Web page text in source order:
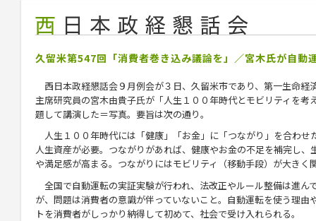
久留米第547回「消費者巻き込み議論を」／宮木氏が自動
西日本政経懇話会９月例会が３日、久留米市であり、第一生命経
主席研究員の宮木由貴子氏が「人生１００年時代とモビリティを考
題して講演した＝写真。要旨は次の通り。
人生１００年時代には「健康」「お金」に「つながり」を合わせ
人生資産が必要。つながりがあれば、健康やお金の不足を補完し、
や満足感が高まる。つながりにはモビリティ（移動手段）が大きく
全国で自動運転の実証実験が行われ、法改正やルール整備は進ん
が、問題は消費者の意識が伴っていないこと。自動運転を使う理由
トを消費者がしっかり納得して初めて、社会で受け入れられる。